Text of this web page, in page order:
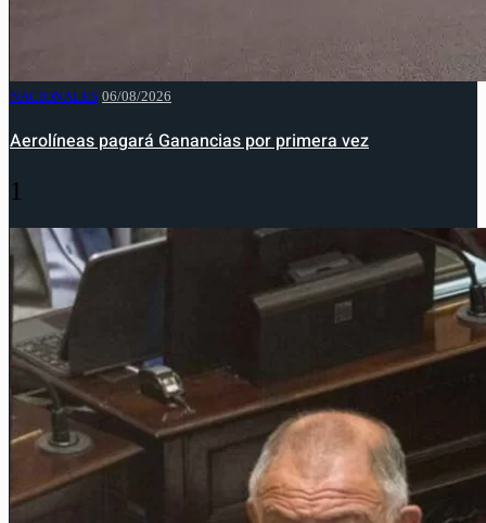
NACIONALES 06/08/2026
Aerolíneas pagará Ganancias por primera vez
1